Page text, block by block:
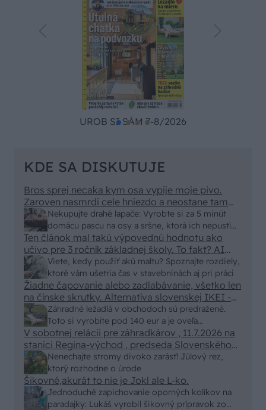
UROB SI SÁM 7-8/2026
KDE SA DISKUTUJE
Nekupujte drahé lapače: Vyrobte si za 5 minút
domácu pascu na osy a sršne, ktorá ich nepustí
von
Bros sprej necaka kym osa vypije moje pivo.
Zaroven nasmrdi cele hniezdo a neostane tam
nic zive. Vasa pasca naucinke moc efektivne.
Skor pritiahne slimaky
Viete, kedy použiť akú maltu? Spoznajte rozdiely,
ktoré vám ušetria čas v stavebninách aj pri práci
Ten článok mal takú výpovednú hodnotu ako
učivo pre 3 ročník základnej školy. To fakt? AI
alebo nejaka kniha z VŠ? Dnešné rychlotvrdnuce
malty - pevnosť 40 Mpa a doba schnutia tak 15
minut , k tomu vodotesné s kryštálikou. A rozdiel
- schnutie a zretie. Nič?
Záhradné ležadlá v obchodoch sú predražené.
Toto si vyrobíte pod 140 eur a je oveľa
pohodlnejšie!
Žiadne čapovanie alebo zadlabávanie, všetko len
na čínske skrutky. Alternatíva slovenskej IKEI -
čo sa týka pevnosti. Autor si nedal veľa námahy s
remeselným spracovaním, škoda. No lepšie než
ten odpad z DTD predávaný v Kauflande alebo
Lídli.
Nenechajte stromy divoko zarásť! Júlový rez,
ktorý rozhodne o úrode
V sobotnej relácii pre záhradkárov , 11.7.2026 na
stanici Regina-východ , predseda Slovenského
zväzu záhradkárov pán Jakubech tvrdil, že to, že
vlky sú neproduktívne , nie je pravda. Aj vlky je
možné použiť pri formovaní koruny a budú rodiť.
Jednoduché zapichovanie oporných kolíkov na
paradajky: Lukáš vyrobil šikovný prípravok zo
Šikovné,akurát to nie je Jokl ale L-ko.